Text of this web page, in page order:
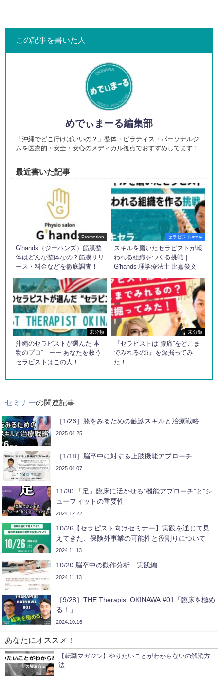
この記事を書いた人
めでぃまーる編集部
「沖縄でどこ行けばいいの？」整体・ピラティス・パーソナルジ
ムを医療的・安全・安心のメディカル視点でおすすめしてます！
最近書いた記事
Promotion
G'hands（ジーハンズ）筋膜整
体はどんな整体なの？筋膜リリ
ース・料金などを徹底調査！
セラピストstory
スキルを磨いたセラピストが報
われる組織をつくる挑戦｜
G'hands 理学療法士 比嘉俊文
未分類
沖縄のセラピストが選んだ”本
物のプロ” ーー あなたを救う
セラピストはこの人！
未分類
『セラピストは”膝痛”をどこま
でみれるの⁉︎』を深掘ってみ
た！
セミナーの関連記事
［1/26］膝をみるための触診スキルと治療戦略
2025.04.25
［1/18］脳卒中に対する上肢機能アプローチ
2025.04.07
11/30 「足」臨床に活かせる”機能アプローチ”と”シ
ューフィットの重要性”
2024.12.22
10/26【セラピスト向けセミナー】実践を通じて見
えてきた、保険外事業の可能性と役割りについて
2024.11.13
10/20 脳卒中の動作分析 実践編
2024.11.13
［9/28］THE Therapist OKINAWA #01「臨床を極め
る！」
2024.10.16
あなたにオススメ！
【転職マガジン】やりたいことがわからないの解消方
法